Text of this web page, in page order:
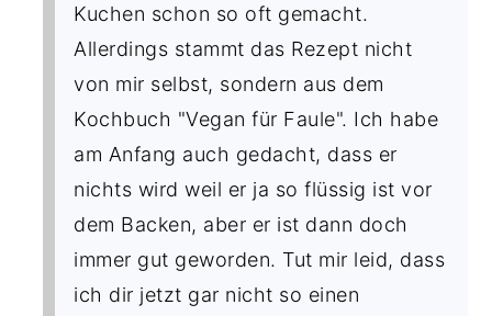
Kuchen schon so oft gemacht.
Allerdings stammt das Rezept nicht
von mir selbst, sondern aus dem
Kochbuch "Vegan für Faule". Ich habe
am Anfang auch gedacht, dass er
nichts wird weil er ja so flüssig ist vor
dem Backen, aber er ist dann doch
immer gut geworden. Tut mir leid, dass
ich dir jetzt gar nicht so einen